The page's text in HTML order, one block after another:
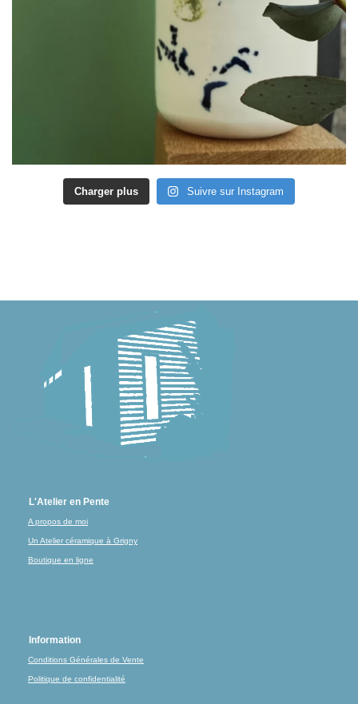
Charger plus Suivre sur Instagram
L'Atelier en Pente
A propos de moi
Un Atelier céramique à Grigny
Boutique en ligne
Information
Conditions Générales de Vente
Politique de confidentialité